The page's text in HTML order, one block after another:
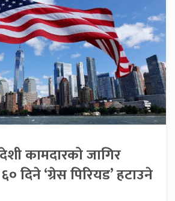
कामदारको जागिर
दिने ‘ग्रेस पिरियड’ हटाउने